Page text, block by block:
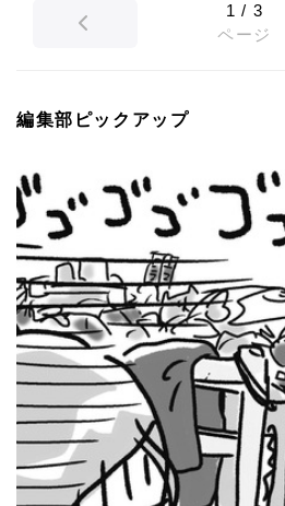
1 / 3
ページ
編集部ピックアップ